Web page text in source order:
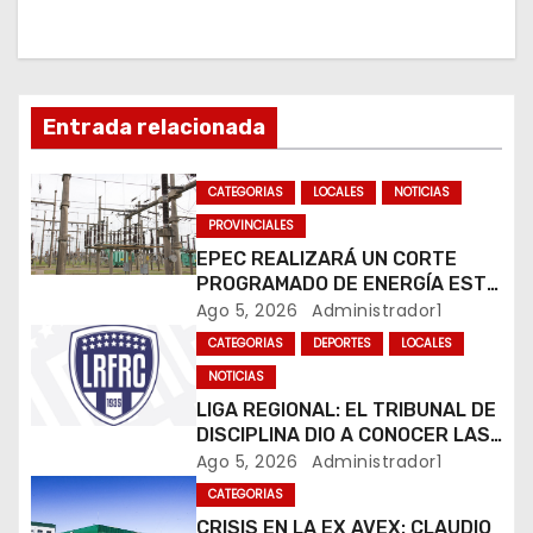
ó
n
d
e
e
d
Entrada relacionada
CATEGORIAS LOCALES
NOTICIAS
PROVINCIALES
EPEC REALIZARÁ UN CORTE
PROGRAMADO DE ENERGÍA ESTE
JUEVES EN RÍO CUARTO
Ago 5, 2026 Administrador1
CATEGORIAS DEPORTES
LOCALES
NOTICIAS
LIGA REGIONAL: EL TRIBUNAL DE
DISCIPLINA DIO A CONOCER LAS
SANCIONES DEL BOLETÍN
OFICIAL N.º 24
Ago 5, 2026 Administrador1
CATEGORIAS
CRISIS EN LA EX AVEX: CLAUDIO